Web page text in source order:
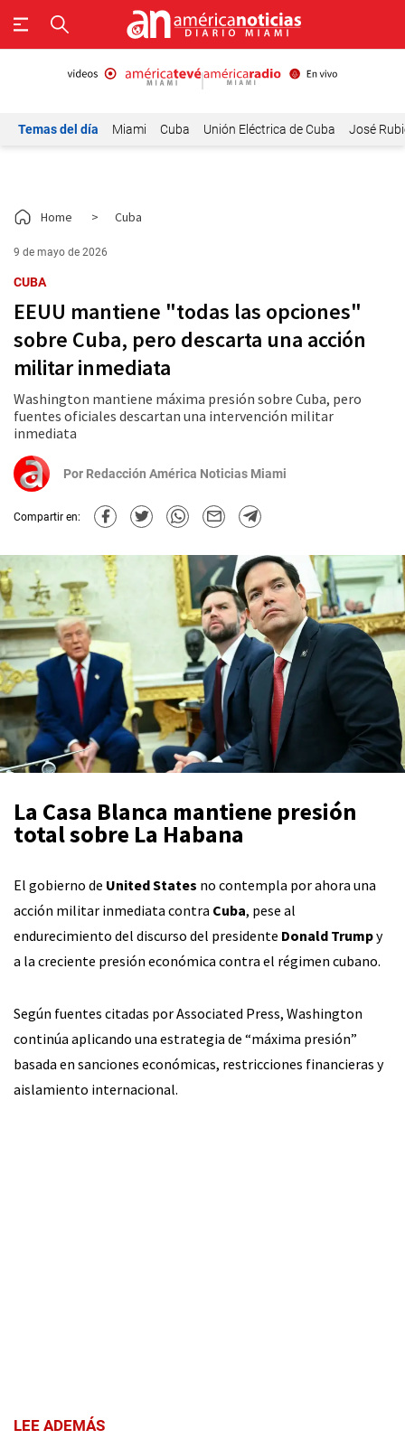
Temas del día Miami Cuba Unión Eléctrica de Cuba José
Home > Cuba
9 de mayo de 2026
CUBA
EEUU mantiene "todas las opciones"
sobre Cuba, pero descarta una acción
militar inmediata
Washington mantiene máxima presión sobre Cuba, pero
fuentes oficiales descartan una intervención militar
inmediata
Por Redacción América Noticias Miami
Compartir en:
La Casa Blanca mantiene presión
total sobre La Habana
El gobierno de United States no contempla por ahora una
acción militar inmediata contra Cuba, pese al
endurecimiento del discurso del presidente Donald Trumpy
a la creciente presión económica contra el régimen cubano.
Según fuentes citadas por Associated Press, Washington
continúa aplicando una estrategia de “máxima presión”
basada en sanciones económicas, restricciones financieras y
aislamiento internacional.
LEE ADEMÁS